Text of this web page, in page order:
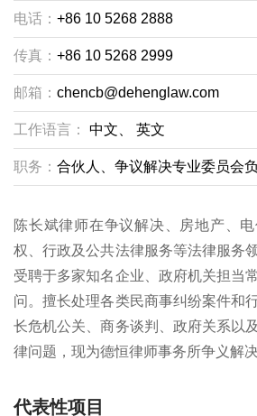
电话： +86 10 5268 2888
传真： +86 10 5268 2999
邮箱： chencb@dehenglaw.com
工作语言： 中文、 英文
职务： 合伙人、争议解决专业委员会
陈长斌律师在争议解决、房地产、
权、行政及公共法律服务等法律服务
受聘于多家知名企业、政府机关担当
问。擅长处理各类民商事纠纷案件和
长危机公关、商务谈判、政府关系以
律问题，现为德恒律师事务所争义解
代表性项目